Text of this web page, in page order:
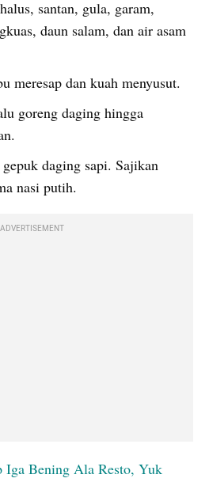
santan, gula, garam,
daun salam, dan air asam
meresap dan kuah menyusut.
goreng daging hingga
daging sapi. Sajikan
nasi putih.
ADVERTISEMENT
Iga Bening Ala Resto, Yuk